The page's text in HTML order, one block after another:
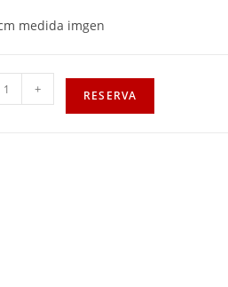
medida imgen
+ RESERVA